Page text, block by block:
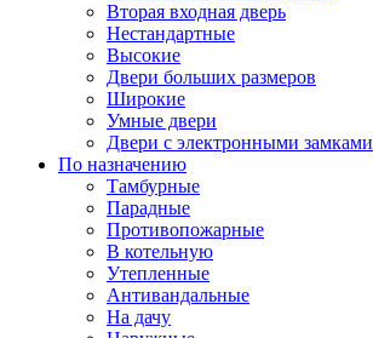
Вторая входная дверь
Нестандартные
Высокие
Двери больших размеров
Широкие
Умные двери
Двери с электронными замками
По назначению
Тамбурные
Парадные
Противопожарные
В котельную
Утепленные
Антивандальные
На дачу